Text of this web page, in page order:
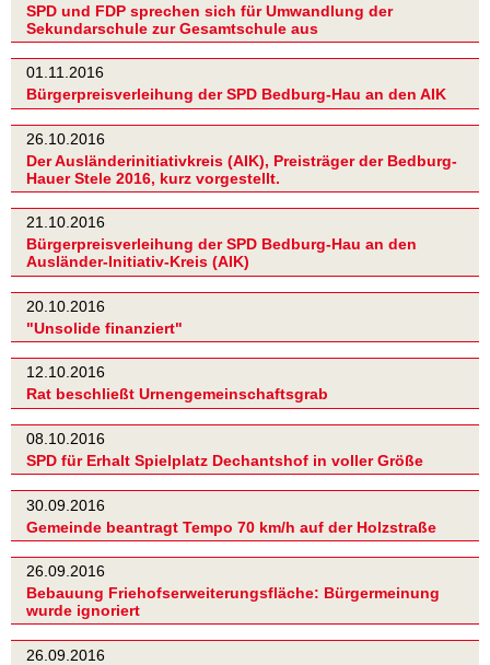
SPD und FDP sprechen sich für Umwandlung der
Sekundarschule zur Gesamtschule aus
01.11.2016
Bürgerpreisverleihung der SPD Bedburg-Hau an den AIK
26.10.2016
Der Ausländerinitiativkreis (AIK), Preisträger der Bedburg-
Hauer Stele 2016, kurz vorgestellt.
21.10.2016
Bürgerpreisverleihung der SPD Bedburg-Hau an den
Ausländer-Initiativ-Kreis (AIK)
20.10.2016
"Unsolide finanziert"
12.10.2016
Rat beschließt Urnengemeinschaftsgrab
08.10.2016
SPD für Erhalt Spielplatz Dechantshof in voller Größe
30.09.2016
Gemeinde beantragt Tempo 70 km/h auf der Holzstraße
26.09.2016
Bebauung Friehofserweiterungsfläche: Bürgermeinung
wurde ignoriert
26.09.2016